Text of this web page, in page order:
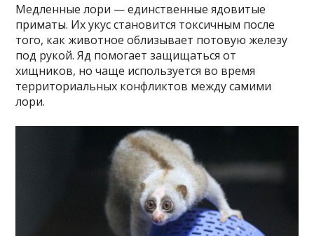
Медленные лори — единственные ядовитые
приматы. Их укус становится токсичным после
того, как животное облизывает потовую железу
под рукой. Яд помогает защищаться от
хищников, но чаще используется во время
территориальных конфликтов между самими
лори.